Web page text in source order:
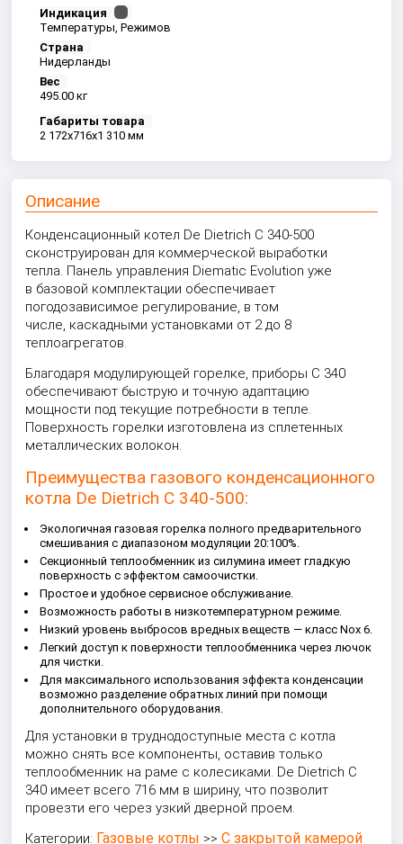
Индикация
Температуры, Режимов
Страна
Нидерланды
Вес
495.00 кг
Габариты товара
2 172x716x1 310 мм
Описание
Конденсационный котел De Dietrich C 340-500
сконструирован для коммерческой выработки
тепла. Панель управления Diematic Evolution уже
в базовой комплектации обеспечивает
погодозависимое регулирование, в том
числе, каскадными установками от 2 до 8
теплоагрегатов.
Благодаря модулирующей горелке, приборы C 340
обеспечивают быструю и точную адаптацию
мощности под текущие потребности в тепле.
Поверхность горелки изготовлена из сплетенных
металлических волокон.
Преимущества газового конденсационного
котла De Dietrich C 340-500:
Экологичная газовая горелка полного предварительного
смешивания с диапазоном модуляции 20:100%.
Секционный теплообменник из силумина имеет гладкую
поверхность с эффектом самоочистки.
Простое и удобное сервисное обслуживание.
Возможность работы в низкотемпературном режиме.
Низкий уровень выбросов вредных веществ — класс Nox 6.
Легкий доступ к поверхности теплообменника через лючок
для чистки.
Для максимального использования эффекта конденсации
возможно разделение обратных линий при помощи
дополнительного оборудования.
Для установки в труднодоступные места с котла
можно снять все компоненты, оставив только
теплообменник на раме с колесиками. De Dietrich C
340 имеет всего 716 мм в ширину, что позволит
провезти его через узкий дверной проем.
Категории: Газовые котлы >>С закрытой камерой